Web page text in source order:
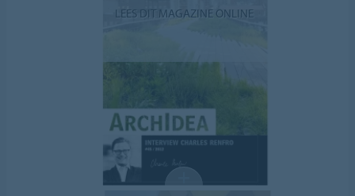
LEES DIT MAGAZINE ONLINE